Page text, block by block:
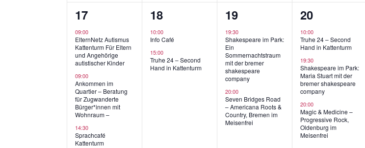
w
4
Veranstaltungen,
17
09:00
ElternNetz Autismus
Kattenturm Für Eltern
und Angehörige
autistischer Kinder
09:00
Ankommen im
Quartier – Beratung
für Zugwanderte
Bürger*innen mit
Wohnraum –
14:30
Sprachcafé
Kattenturm
2
Veranstaltungen,
18
10:00
Info Café
15:00
Truhe 24 – Second
Hand in Kattenturm
2
Veranstaltungen,
19
19:30
Shakespeare im Park:
Ein
Sommernachtstraum
mit der bremer
shakespeare
company
20:00
Seven Bridges Road
– Americana Roots &
Country, Bremen im
Meisenfrei
3
20
10:00
Truhe 24 – Second
Hand in Kattenturm
19:30
Shakespeare im Park:
Maria Stuart mit der
bremer shakespeare
company
20:00
Magic & Medicine –
Progressive Rock,
Oldenburg im
Meisenfrei